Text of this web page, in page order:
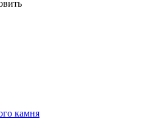
камня